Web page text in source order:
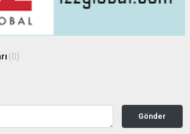
(0)
Gönder